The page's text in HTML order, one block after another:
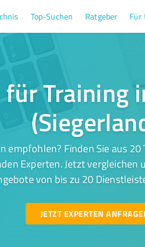
Top-Suchen Ratgeber Für
Training
empfohlen? Finden Sie aus
Experten. Jetzt
von bis zu 20
JETZT EXPERTEN